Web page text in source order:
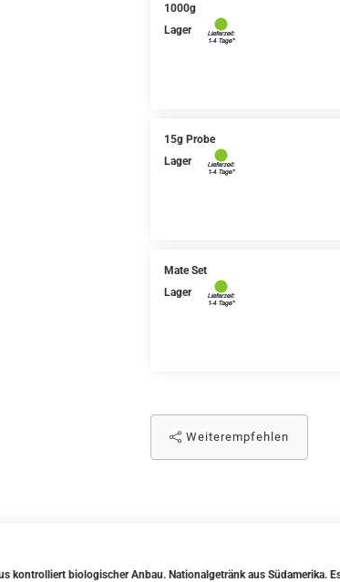
1000g
Lager
15g Probe
Lager
Mate Set
Lager
Weiterempfehlen
kontrolliert biologischer Anbau. Nationalgetränk aus Südamerika.